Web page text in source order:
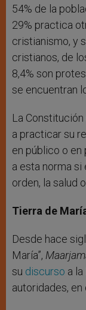
54% de la
29% practica
cristianismo, y
cristianos, de
8,4% son
se encuentran
La
a practicar su
en público o
a esta norma si
orden, la salud
Tierra de
Desde hace
María”,
su discurso a
autoridades,